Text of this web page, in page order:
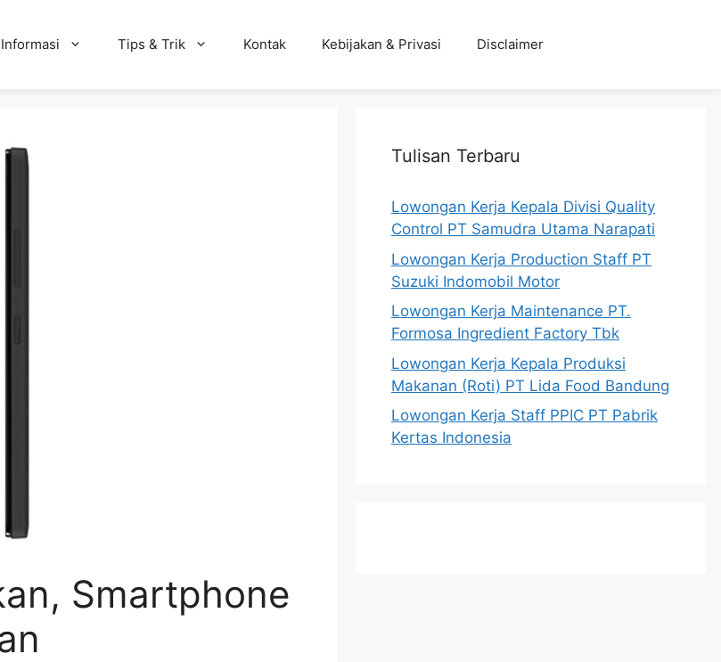
Informasi Tips & Trik Kontak Kebijakan & Privasi Disclaimer
Smartphone
Tulisan Terbaru
Lowongan Kerja Kepala Divisi Quality
Control PT Samudra Utama Narapati
Lowongan Kerja Production Staff PT
Suzuki Indomobil Motor
Lowongan Kerja Maintenance PT.
Formosa Ingredient Factory Tbk
Lowongan Kerja Kepala Produksi
Makanan (Roti) PT Lida Food Bandung
Lowongan Kerja Staff PPIC PT Pabrik
Kertas Indonesia